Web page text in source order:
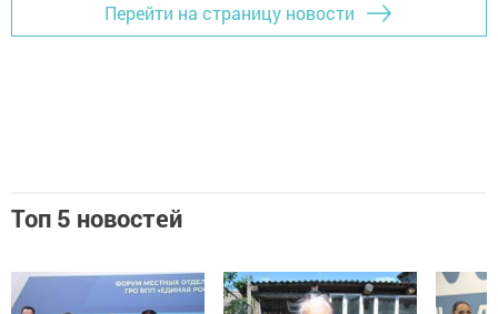
Перейти на страницу новости
Топ 5 новостей